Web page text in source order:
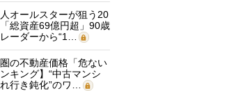
人オールスターが狙う20
総資産69億円超」90歳
ーダーから“1…
圏の不動産価格「危ない
キング】“中古マンシ
行き鈍化”のワ…